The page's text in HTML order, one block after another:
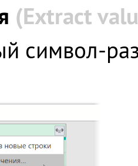
(Extract
символ-